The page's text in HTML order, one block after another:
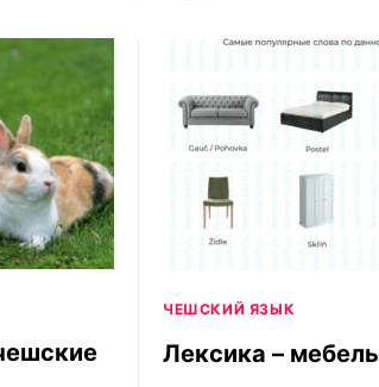
ЧЕШСКИЙ ЯЗЫК
Лексика – мебель